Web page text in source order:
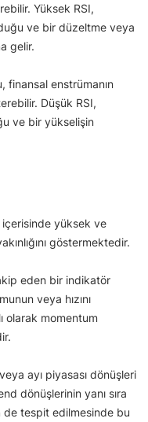
Yüksek RSI,
ve bir düzeltme veya
gelir.
finansal enstrümanın
Düşük RSI,
ve bir yükselişin
yüksek ve
göstermektedir.
eden bir indikatör
veya hızını
olarak momentum
ayı piyasası dönüşleri
dönüşlerinin yanı sıra
de tespit edilmesinde bu